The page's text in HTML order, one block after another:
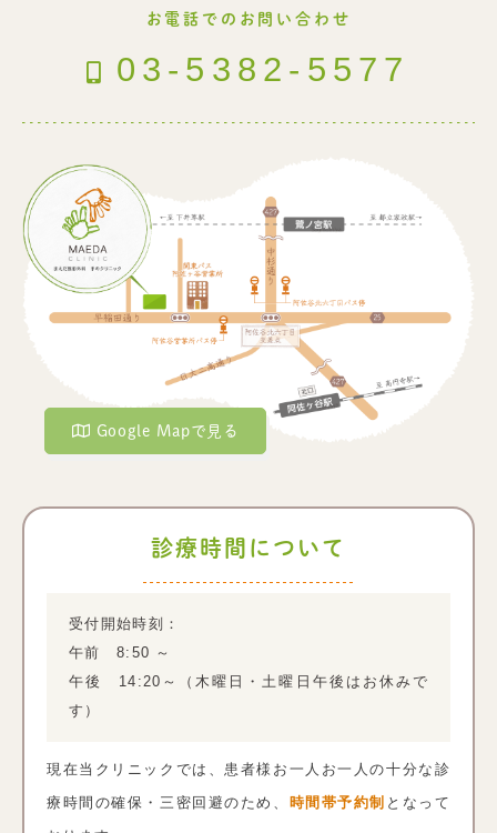
お電話でのお問い合わせ
03-5382-5577
Google Mapで見る
診療時間について
受付開始時刻：
午前 8:50 ～
午後 14:20～（木曜日・土曜日午後はお休みで
す）
現在当クリニックでは、患者様お一人お一人の十分な診
療時間の確保・三密回避のため、 時間帯予約制 となって